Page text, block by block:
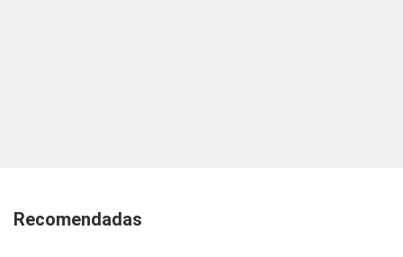
Recomendadas